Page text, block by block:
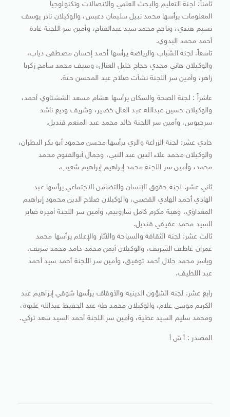
ثامناً: لجنة التعليم والبحث العلمي والاتصالات وتكنولوجيا
المعلومات يرأسها محمد نبيل سليمان دعبس، والوكيلان نادر يوسف
نسيم هندي، وناجح محمد سيد عبدالفتاح، وأمين سر اللجنة غادة
أحمد محمد البدوي.
تاسعاً: لجنة الشباب والرياضة يرأسها أحمد إحسان مصطفى دياب،
والوكيلان هاني مجدي حجاج خليل العتال، وسيف محمد سامح زكريا
زاهر، وأمين سر اللجنة نشأت صلاح عبد المحسن حتة.
عاشراً : لجنة الصحة والسكان يرأسها هشام مسعد الششتاوي أحمد،
والوكيلان حسين عبدالله عبد العال خضير، وشريف وديع ناشد
سرجيوس، وأمين سر اللجنة خالد محمد عبد المنعم قنديل.
حادي عشر: لجنة الزراعة والري يرأسها محسن محمود أبو بكر البطران،
والوكيلان محمد علاء الدين عبد النبي، وجمال أبوالفتوح محمد
محمد، وأمين سر اللجنة محمد إبراهيم إبراهيم شعيب.
ثاني عشر: لجنة حقوق الإنسان والتضامن الاجتماعي يرأسها عبد
الهادي أحمد الهادي القصبي، والوكيلان صلاح الدين محمود إبراهيم
المعداوي، وهبة مكرم كامل شاروبيم، وأمين سر اللجنة أميرة صابر
السيد محمد عفيفي قنديل.
ثالث عشر: لجنة الثقافة والسياحة والآثار والإعلام يرأسها محمد
عمران عاطف الشريف، والوكيلان أيمن محمد حامد محمد شريف،
وياسر محمد جلال أحمد توفيق، وأمين سر اللجنة أحمد سيد أحمد
عبد اللطيف.
رابع عشر: لجنة الشؤون الدينية والأوقاف يرأسها شوقي إبراهيم عبد
الكريم موسى علام، والوكيلان محمد طه عبد الحفيظ عبدالله عليوة،
ومحمد سليم السيد عطية، وأمين سر اللجنة أحمد السيد سعد تركي.
المصدر : أ ش أ